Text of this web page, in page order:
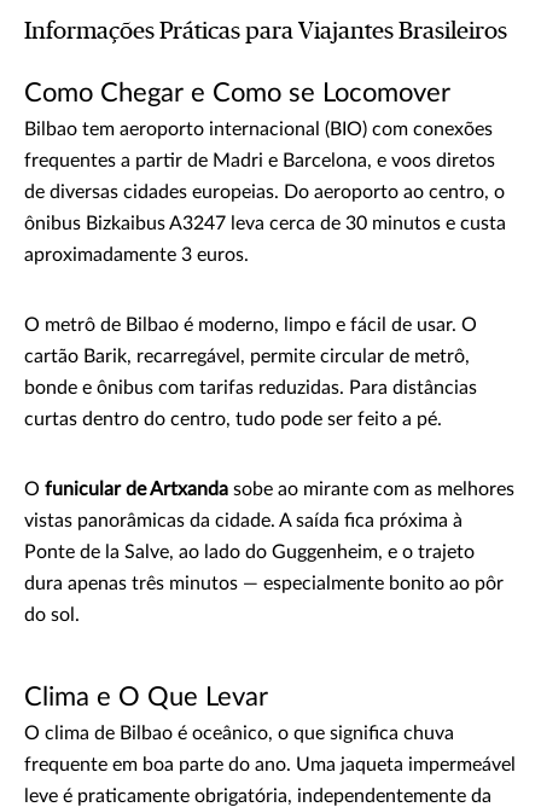
Informações Práticas para Viajantes Brasileiros
Como Chegar e Como se Locomover
Bilbao tem aeroporto internacional (BIO) com conexões
frequentes a partir de Madri e Barcelona, e voos diretos
de diversas cidades europeias. Do aeroporto ao centro, o
ônibus Bizkaibus A3247 leva cerca de 30 minutos e custa
aproximadamente 3 euros.
O metrô de Bilbao é moderno, limpo e fácil de usar. O
cartão Barik, recarregável, permite circular de metrô,
bonde e ônibus com tarifas reduzidas. Para distâncias
curtas dentro do centro, tudo pode ser feito a pé.
O funicular de Artxanda sobe ao mirante com as melhores
vistas panorâmicas da cidade. A saída fica próxima à
Ponte de la Salve, ao lado do Guggenheim, e o trajeto
dura apenas três minutos — especialmente bonito ao pôr
do sol.
Clima e O Que Levar
O clima de Bilbao é oceânico, o que significa chuva
frequente em boa parte do ano. Uma jaqueta impermeável
leve é praticamente obrigatória, independentemente da